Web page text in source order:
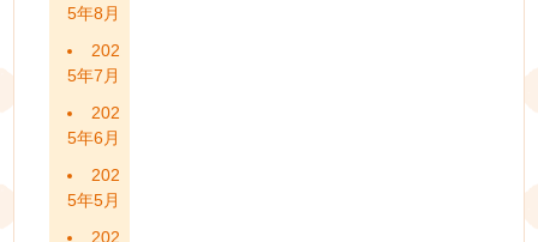
5年8月
202
5年7月
202
5年6月
202
5年5月
202